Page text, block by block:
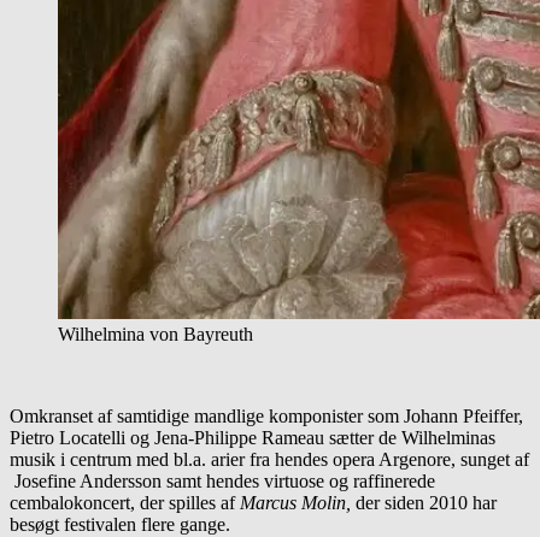
Wilhelmina von Bayreuth
Omkranset af samtidige mandlige komponister som Johann Pfeiffer,
Pietro Locatelli og Jena-Philippe Rameau sætter de Wilhelminas
musik i centrum med bl.a. arier fra hendes opera Argenore, sunget af
Josefine Andersson samt hendes virtuose og raffinerede
cembalokoncert, der spilles af Marcus Molin, der siden 2010 har
besøgt festivalen flere gange.